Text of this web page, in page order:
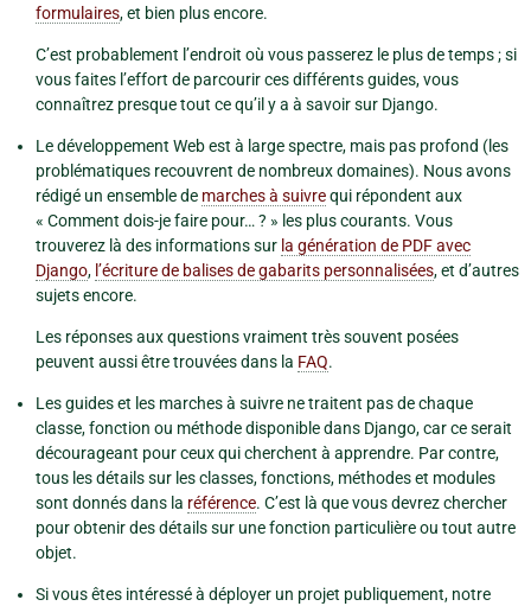
formulaires, et bien plus encore.
C’est probablement l’endroit où vous passerez le plus de temps ; si
vous faites l’effort de parcourir ces différents guides, vous
connaîtrez presque tout ce qu’il y a à savoir sur Django.
Le développement Web est à large spectre, mais pas profond (les
problématiques recouvrent de nombreux domaines). Nous avons
rédigé un ensemble de marches à suivrequi répondent aux
« Comment dois-je faire pour… ? » les plus courants. Vous
trouverez là des informations sur la génération de PDF avec
Django, l’écriture de balises de gabarits personnalisées, et d’autres
sujets encore.
Les réponses aux questions vraiment très souvent posées
peuvent aussi être trouvées dans la FAQ.
Les guides et les marches à suivre ne traitent pas de chaque
classe, fonction ou méthode disponible dans Django, car ce serait
décourageant pour ceux qui cherchent à apprendre. Par contre,
tous les détails sur les classes, fonctions, méthodes et modules
sont donnés dans la référence. C’est là que vous devrez chercher
pour obtenir des détails sur une fonction particulière ou tout autre
objet.
Si vous êtes intéressé à déployer un projet publiquement, notre